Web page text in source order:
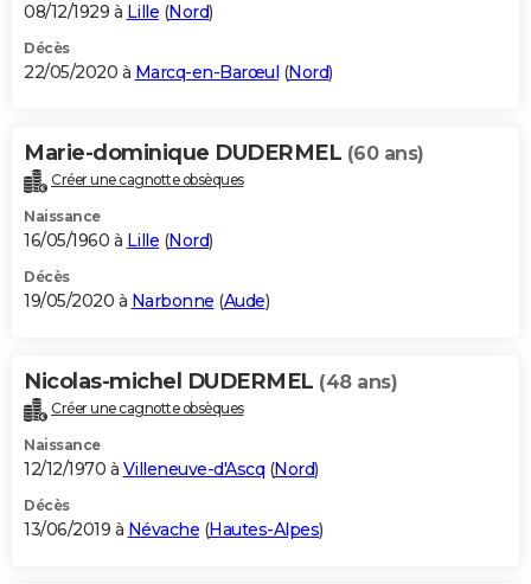
08/12/1929 à Lille (Nord)
Décès
22/05/2020 à Marcq-en-Barœul (Nord)
Marie-dominique DUDERMEL (60 ans)
Créer une cagnotte obsèques
Naissance
16/05/1960 à Lille (Nord)
Décès
19/05/2020 à Narbonne (Aude)
Nicolas-michel DUDERMEL (48 ans)
Créer une cagnotte obsèques
Naissance
12/12/1970 à Villeneuve-d'Ascq (Nord)
Décès
13/06/2019 à Névache (Hautes-Alpes)